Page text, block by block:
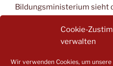
Cookie-
verwalten
Wir verwenden Cookies, um
Bil­dungs­mi­nis­te­ri­um sieht
di­gen Trä­gern der
Städ­ten und Land­krei­sen,